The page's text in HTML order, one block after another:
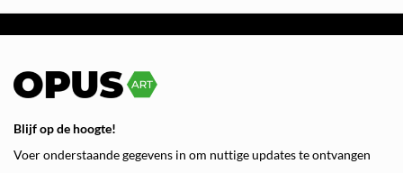
Blijf op de hoogte!
Voer onderstaande gegevens in om nuttige updates te ontvangen